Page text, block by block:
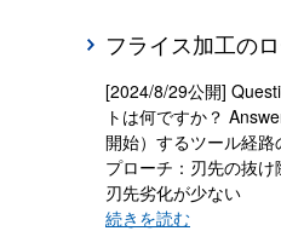
フライス加工の
[2024/8/29公開]
トは何ですか？
開始）するツール経
プローチ：刃先の抜
刃先劣化が少ない
続きを読む